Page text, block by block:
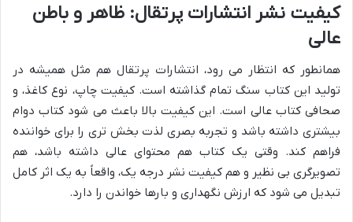
کیفیت نشر انتشارات پرتقال: ظاهر و باطن
عالی
همانطور که انتظار می رود، انتشارات پرتقال هم مثل همیشه در
تولید این کتاب سنگ تمام گذاشته است. کیفیت چاپ، نوع کاغذ، و
صحافی کتاب عالی است. این کیفیت بالا باعث می شود کتاب دوام
بیشتری داشته باشد و تجربه بصری لذت بخش تری را برای خواننده
فراهم کند. وقتی یک کتاب هم محتوای عالی داشته باشد، هم
تصویرگری بی نظیر و هم کیفیت نشر درجه یک، واقعاً به یک اثر کامل
تبدیل می شود که ارزش نگهداری و بارها خواندن را دارد.